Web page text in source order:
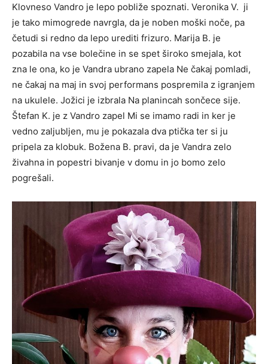
Klovneso Vandro je lepo pobliže spoznati. Veronika V. ji
je tako mimogrede navrgla, da je noben moški noče, pa
četudi si redno da lepo urediti frizuro. Marija B. je
pozabila na vse bolečine in se spet široko smejala, kot
zna le ona, ko je Vandra ubrano zapela Ne čakaj pomladi,
ne čakaj na maj in svoj performans pospremila z igranjem
na ukulele. Jožici je izbrala Na planincah sončece sije.
Štefan K. je z Vandro zapel Mi se imamo radi in ker je
vedno zaljubljen, mu je pokazala dva ptička ter si ju
pripela za klobuk. Božena B. pravi, da je Vandra zelo
živahna in popestri bivanje v domu in jo bomo zelo
pogrešali.